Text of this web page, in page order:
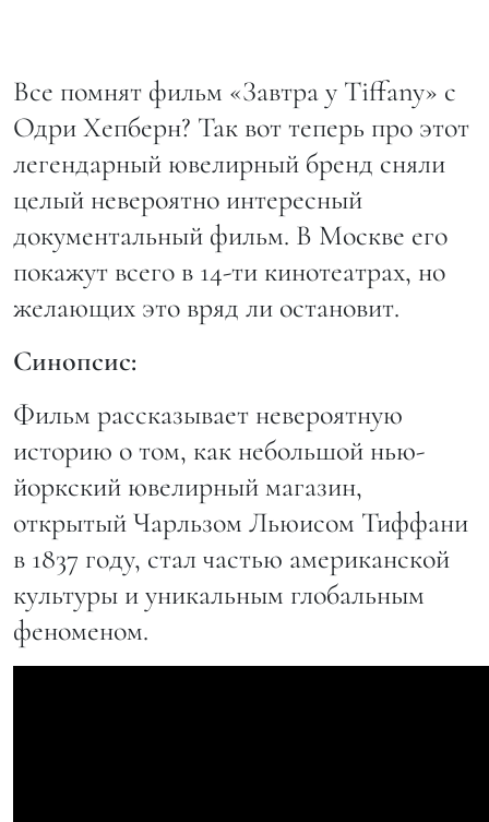
Все помнят фильм «Завтра у Tiffany» с
Одри Хепберн? Так вот теперь про этот
легендарный ювелирный бренд сняли
целый невероятно интересный
документальный фильм. В Москве его
покажут всего в 14-ти кинотеатрах, но
желающих это вряд ли остановит.
Синопсис:
Фильм рассказывает невероятную
историю о том, как небольшой нью-
йоркский ювелирный магазин,
открытый Чарльзом Льюисом Тиффани
в 1837 году, стал частью американской
культуры и уникальным глобальным
феноменом.